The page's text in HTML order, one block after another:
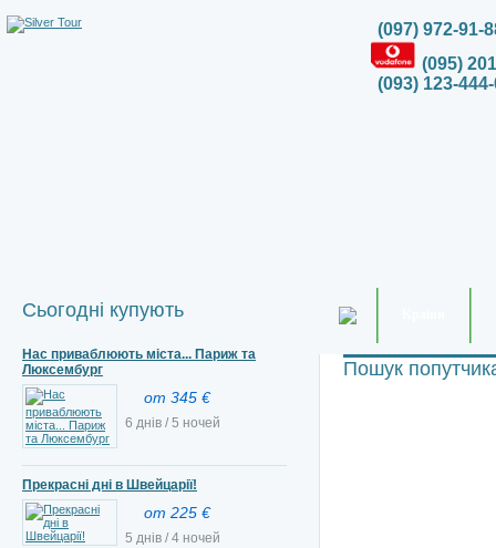
(097) 972-91-
(095)
(093) 123-
Пошук
Сьогодні купують
Нас приваблюють міста... Париж та
Люксембург
от 345 €
6 днів / 5 ночей
Прекрасні дні в Швейцарії!
от 225 €
5 днів / 4 ночей